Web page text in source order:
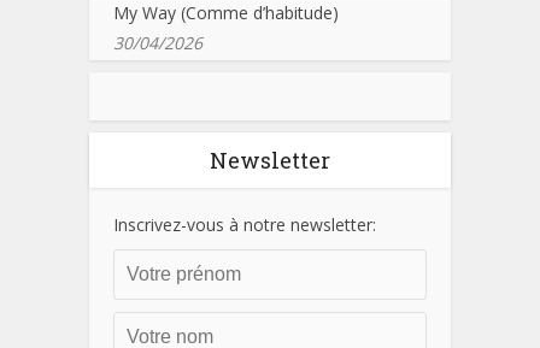
My Way (Comme d’habitude)
30/04/2026
Newsletter
Inscrivez-vous à notre newsletter: